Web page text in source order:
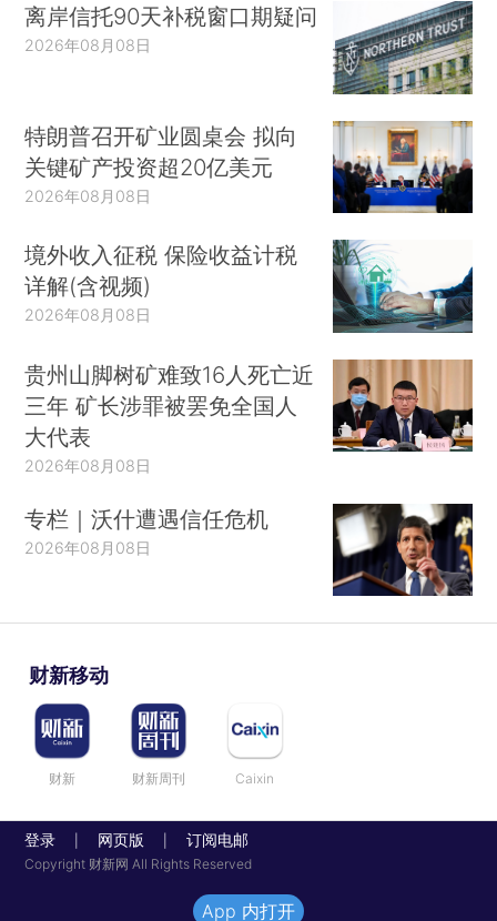
离岸信托90天补税窗口期疑问
2026年08月08日
特朗普召开矿业圆桌会 拟向
关键矿产投资超20亿美元
2026年08月08日
境外收入征税 保险收益计税
详解(含视频)
2026年08月08日
贵州山脚树矿难致16人死亡近
三年 矿长涉罪被罢免全国人
大代表
2026年08月08日
专栏｜沃什遭遇信任危机
2026年08月08日
财新移动
财新 财新周刊 Caixin
登录 网页版 订阅电邮
Copyright 财新网 All Rights Reserved
App 内打开